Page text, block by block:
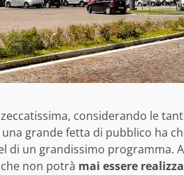
considerando le
grande fetta di pubblico ha
di un grandissimo programma.
non potrà mai essere